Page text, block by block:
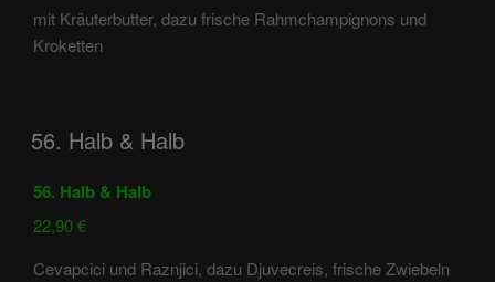
mit Kräuterbutter, dazu frische Rahmchampignons und
Kroketten
56. Halb & Halb
56. Halb & Halb
22,90 €
Cevapcici und Raznjici, dazu Djuvecreis, frische Zwiebeln